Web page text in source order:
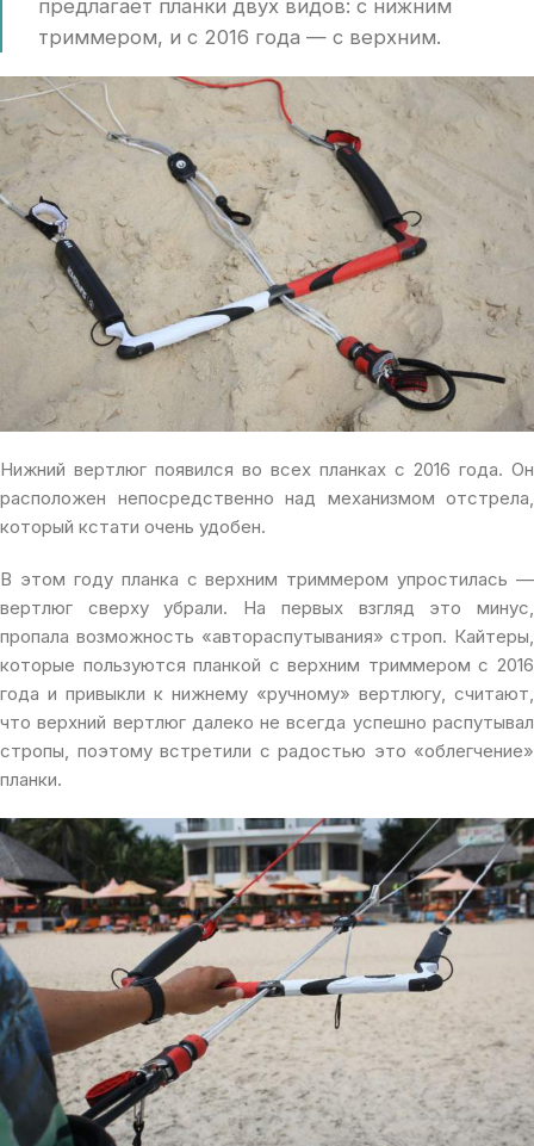
предлагает планки двух видов: с нижним
триммером, и с 2016 года — с верхним.
Нижний вертлюг появился во всех планках с 2016 года. Он
расположен непосредственно над механизмом отстрела,
который кстати очень удобен.
В этом году планка с верхним триммером упростилась —
вертлюг сверху убрали. На первых взгляд это минус,
пропала возможность «автораспутывания» строп. Кайтеры,
которые пользуются планкой с верхним триммером с 2016
года и привыкли к нижнему «ручному» вертлюгу, считают,
что верхний вертлюг далеко не всегда успешно распутывал
стропы, поэтому встретили с радостью это «облегчение»
планки.